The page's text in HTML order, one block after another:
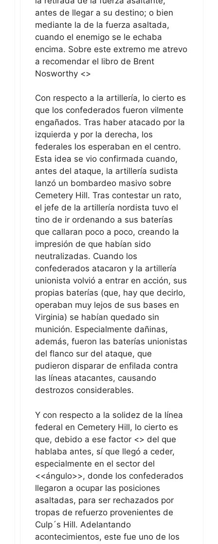
antes de llegar a su destino; o bien
mediante la de la fuerza asaltada,
cuando el enemigo se le echaba
encima. Sobre este extremo me atrevo
a recomendar el libro de Brent
Nosworthy <>
Con respecto a la artillería, lo cierto es
que los confederados fueron vilmente
engañados. Tras haber atacado por la
izquierda y por la derecha, los
federales los esperaban en el centro.
Esta idea se vio confirmada cuando,
antes del ataque, la artillería sudista
lanzó un bombardeo masivo sobre
Cemetery Hill. Tras contestar un rato,
el jefe de la artillería nordista tuvo el
tino de ir ordenando a sus baterías
que callaran poco a poco, creando la
impresión de que habían sido
neutralizadas. Cuando los
confederados atacaron y la artillería
unionista volvió a entrar en acción, sus
propias baterías (que, hay que decirlo,
operaban muy lejos de sus bases en
Virginia) se habían quedado sin
munición. Especialmente dañinas,
además, fueron las baterías unionistas
del flanco sur del ataque, que
pudieron disparar de enfilada contra
las líneas atacantes, causando
destrozos considerables.
Y con respecto a la solidez de la línea
federal en Cemetery Hill, lo cierto es
que, debido a ese factor <> del que
hablaba antes, sí que llegó a ceder,
especialmente en el sector del
<<ángulo>>, donde los confederados
llegaron a ocupar las posiciones
asaltadas, para ser rechazados por
tropas de refuerzo provenientes de
Culp´s Hill. Adelantando
acontecimientos, este fue uno de los